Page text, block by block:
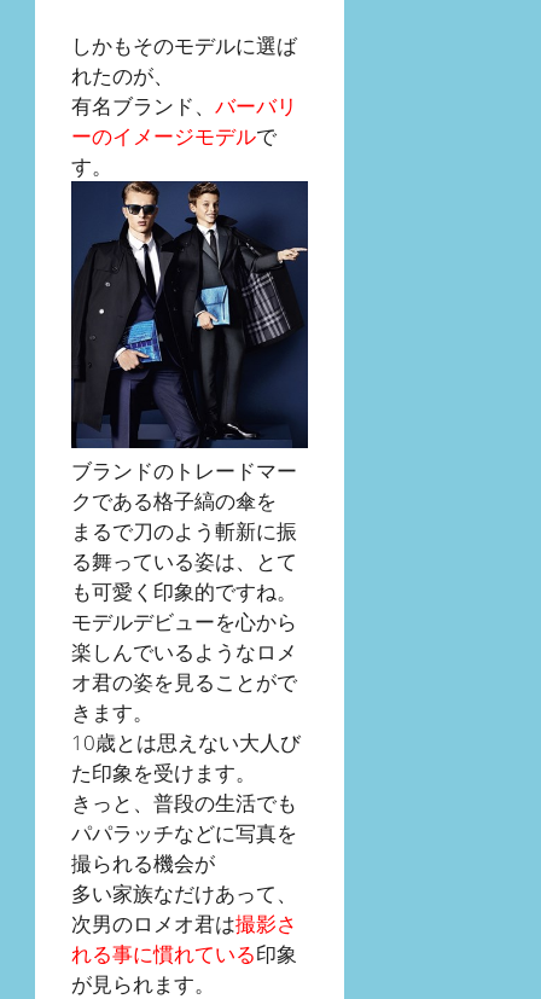
しかもそのモデルに選ば
れたのが、
有名ブランド、 バーバリ
ーのイメージモデルで
す。
ブランドのトレードマー
クである格子縞の傘を
まるで刀のよう斬新に振
る舞っている姿は、とて
も可愛く印象的ですね。
モデルデビューを心から
楽しんでいるようなロメ
オ君の姿を見ることがで
きます。
10歳とは思えない大人び
た印象を受けます。
きっと、普段の生活でも
パパラッチなどに写真を
撮られる機会が
多い家族なだけあって、
次男のロメオ君は撮影さ
れる事に慣れている印象
が見られます。